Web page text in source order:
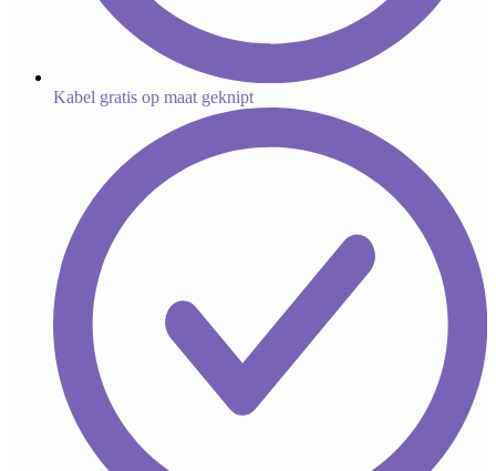
Kabel gratis op maat geknipt